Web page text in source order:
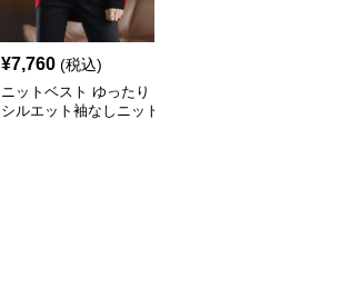
¥7,760 (税込)
ニットベスト ゆったり
シルエット袖なしニット